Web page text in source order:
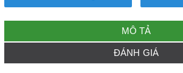
MÔ TẢ
ĐÁNH GIÁ